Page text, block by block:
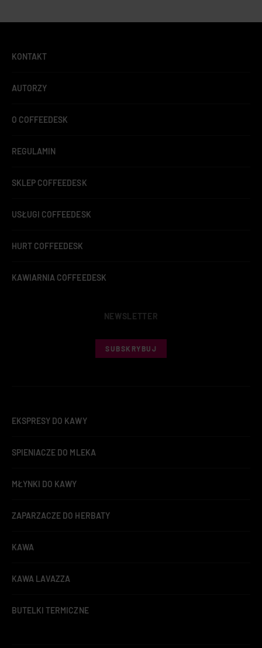
KONTAKT
AUTORZY
O COFFEEDESK
REGULAMIN
SKLEP COFFEEDESK
USŁUGI COFFEEDESK
HURT COFFEEDESK
KAWIARNIA COFFEEDESK
NEWSLETTER
SUBSKRYBUJ
EKSPRESY DO KAWY
SPIENIACZE DO MLEKA
MŁYNKI DO KAWY
ZAPARZACZE DO HERBATY
KAWA
KAWA LAVAZZA
BUTELKI TERMICZNE